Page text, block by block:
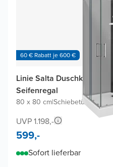
60 € Rabatt je 600 €
Linie Salta Duschkabine
Seifenregal
80 x 80 cm|Schiebetür|Profil
UVP 1.198,-
599,-
Sofort lieferbar